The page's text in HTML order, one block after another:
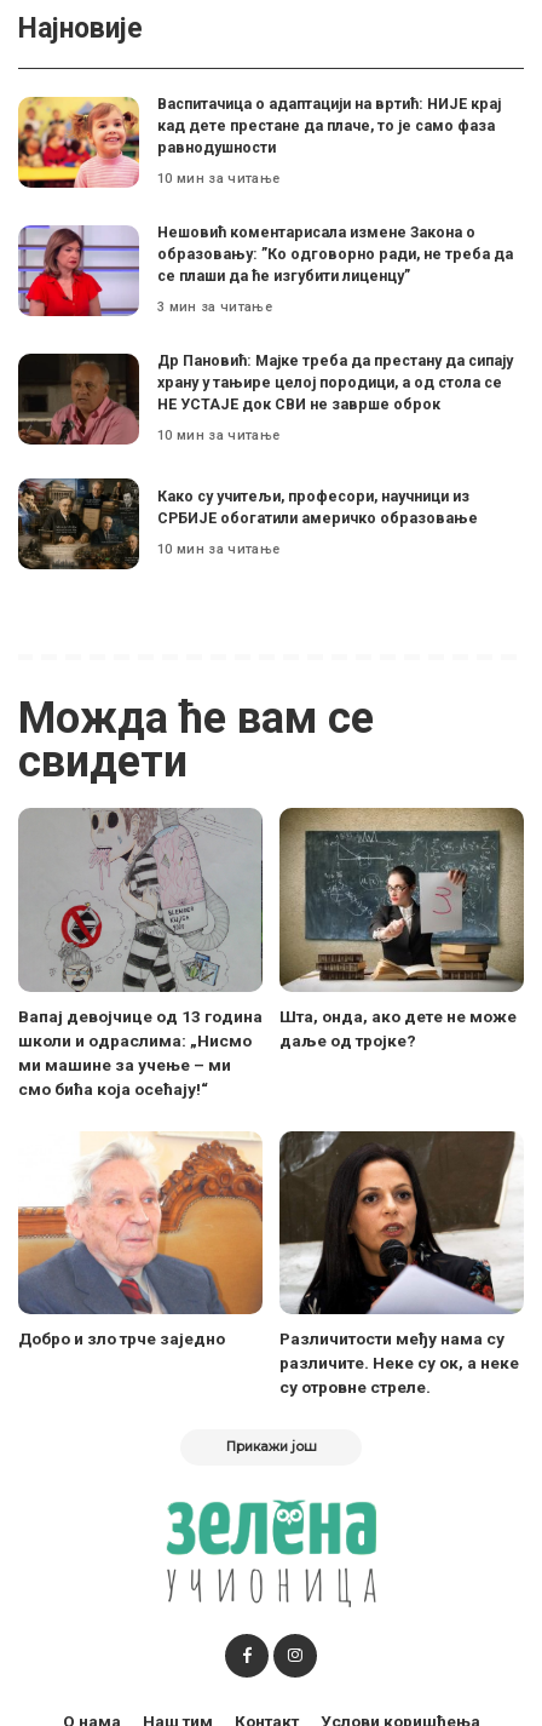
Најновије
Васпитачица о адаптацији на вртић: НИЈЕ крај
кад дете престане да плаче, то је само фаза
равнодушности
10 мин за читање
Нешовић коментарисала измене Закона о
образовању: ”Ко одговорно ради, не треба да
се плаши да ће изгубити лиценцу”
3 мин за читање
Др Пановић: Мајке треба да престану да сипају
храну у тањире целој породици, а од стола се
НЕ УСТАЈЕ док СВИ не заврше оброк
10 мин за читање
Како су учитељи, професори, научници из
СРБИЈЕ обогатили америчко образовање
10 мин за читање
Можда ће вам се
свидети
Вапај девојчице од 13 година
школи и одраслима: „Нисмо
ми машине за учење – ми
смо бића која осећају!“
Шта, онда, ако дете не може
даље од тројке?
Добро и зло трче заједно
Различитости међу нама су
различите. Неке су ок, а неке
су отровне стреле.
Прикажи још
О нама Наш тим Контакт Услови коришћења